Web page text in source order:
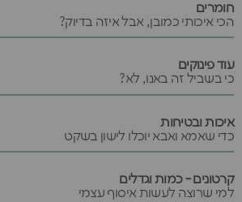
חומרים
הכי איכותי כמובן, אבל איזה בדיוק?
עוד פינוקים
כי בשביל זה באנו, לא?
איכות ובטיחות
כדי שאמא ואבא יוכלו לישון בשקט
קרטונים - כמות וגדלים
למי שרוצה לעשות איסוף עצמי